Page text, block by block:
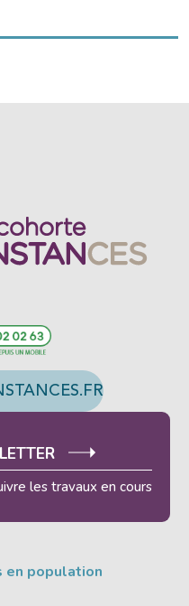
les travaux en cours
en population